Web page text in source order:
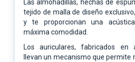
Las almohadillas, hechas de
tejido de malla de diseño
y te proporcionan una
máxima comodidad.
Los auriculares, fabricados en
llevan un mecanismo que permite